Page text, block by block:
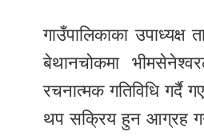
गाउँपालिकाका उपाध्यक्ष
बेथानचोकमा
रचनात्मक गतिविधि गर्दै
थप सक्रिय हुन आग्रह